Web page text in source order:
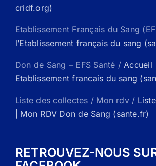
cridf.org)
Etablissement Français du Sang
l’Etablissement français du sang
Don de Sang – EFS Santé /Accueil |
Etablissement francais du sang
Liste des collectes / Mon rdv /
| Mon RDV Don de Sang (sante.fr)
RETROUVEZ-NOUS